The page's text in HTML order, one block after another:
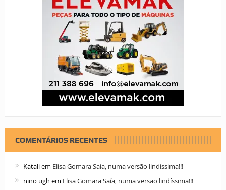
COMENTÁRIOS RECENTES
Kataliem Elisa Gomara Saía, numa versão lindíssima!!!
nino ugh em Elisa Gomara Saía, numa versão lindíssima!!!